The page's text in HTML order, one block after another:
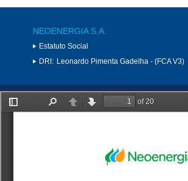
NEOENERGIA S.A.
Estatuto Social
DRI: Leonardo Pimenta Gadelha - (FCA V3)